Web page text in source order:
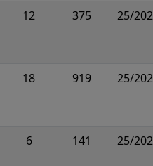
12 375 25/
18 919 25/
6 141 25/